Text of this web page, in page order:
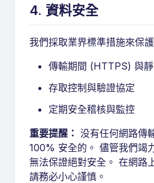
4. 資料安全
我們採取業界標準措施來保
傳輸期間 (HTTPS) 與
存取控制與驗證協定
定期安全稽核與監控
重要提醒： 没有任何網路傳
100% 安全的。 儘管我們竭
無法保證絕對安全。 在網路
請務必小心謹慎。